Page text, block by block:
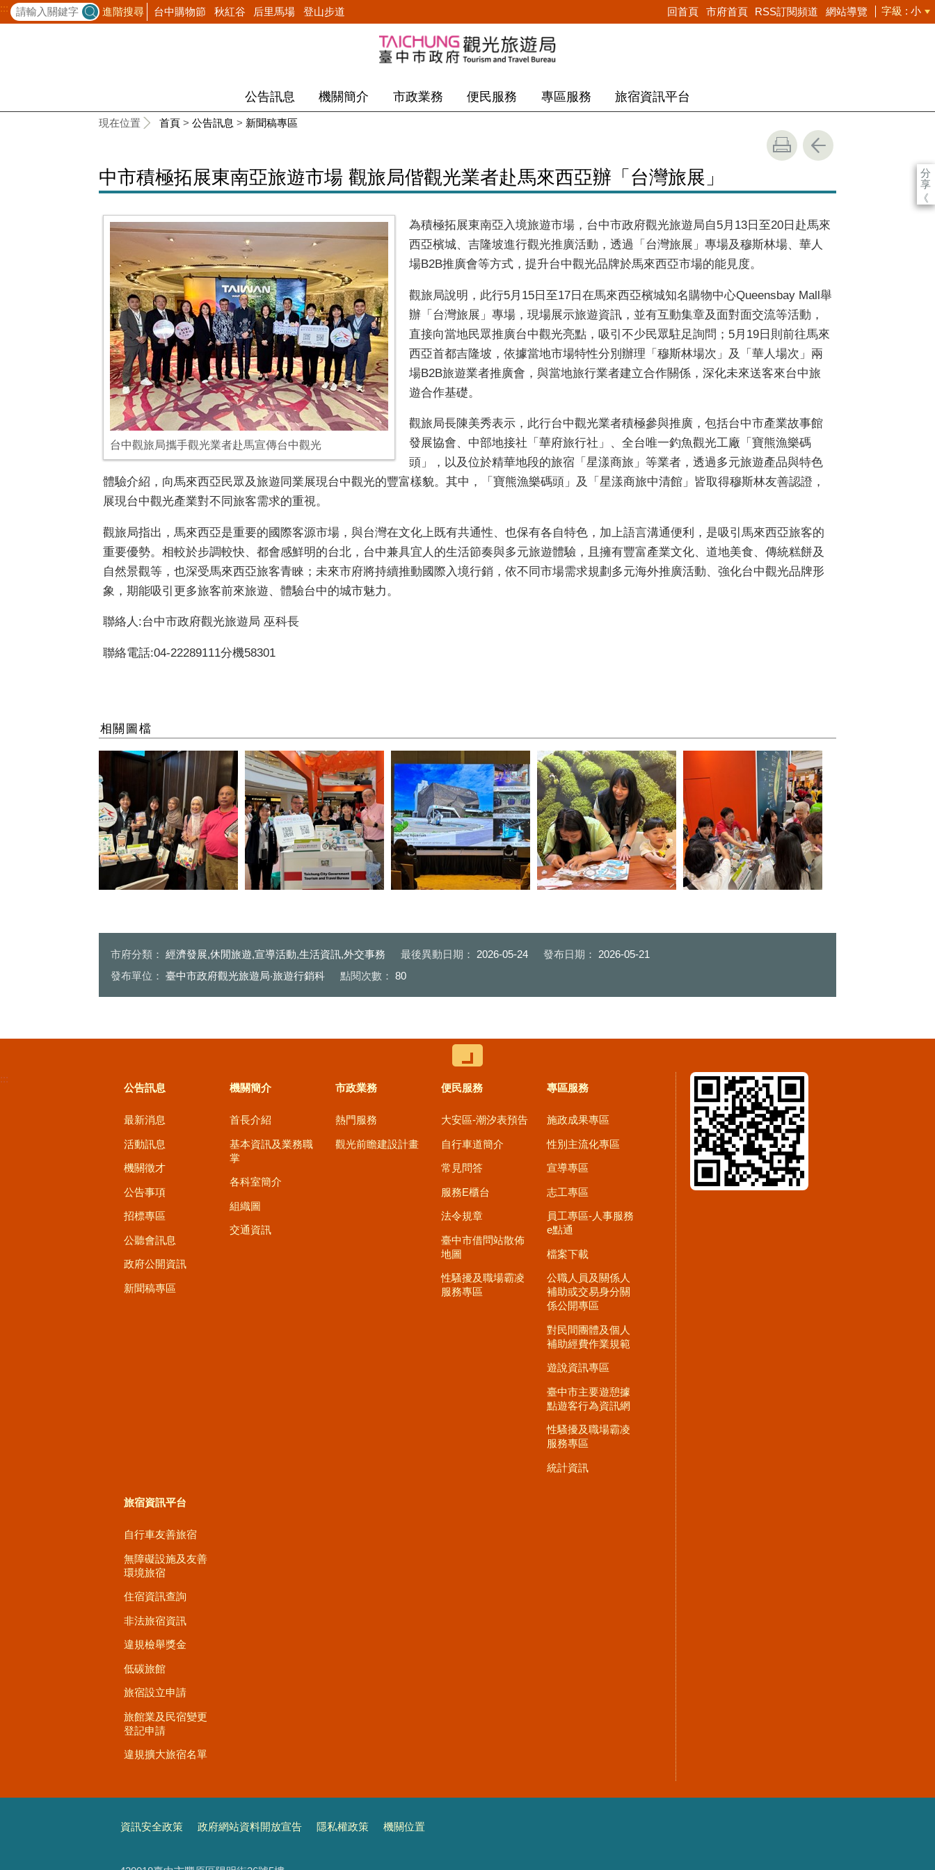
::: 進階搜尋 台中購物節 秋紅谷 后里馬場 登山步道 回首頁 市府首頁 RSS訂閱頻道 網站導覽 字級 小
公告訊息 機關簡介 市政業務 便民服務 專區服務 旅宿資訊平台
現在位置 首頁 > 公告訊息 > 新聞稿專區
分
享
《
中市積極拓展東南亞旅遊市場 觀旅局偕觀光業者赴馬來西亞辦「台灣旅展」
台中觀旅局攜手觀光業者赴馬宣傳台中觀光
為積極拓展東南亞入境旅遊市場，台中市政府觀光旅遊局自5月13日至20日赴馬來
西亞檳城、吉隆坡進行觀光推廣活動，透過「台灣旅展」專場及穆斯林場、華人
場B2B推廣會等方式，提升台中觀光品牌於馬來西亞市場的能見度。
觀旅局說明，此行5月15日至17日在馬來西亞檳城知名購物中心Queensbay Mall舉
辦「台灣旅展」專場，現場展示旅遊資訊，並有互動集章及面對面交流等活動，
直接向當地民眾推廣台中觀光亮點，吸引不少民眾駐足詢問；5月19日則前往馬來
西亞首都吉隆坡，依據當地市場特性分別辦理「穆斯林場次」及「華人場次」兩
場B2B旅遊業者推廣會，與當地旅行業者建立合作關係，深化未來送客來台中旅
遊合作基礎。
觀旅局長陳美秀表示，此行台中觀光業者積極參與推廣，包括台中市產業故事館
發展協會、中部地接社「華府旅行社」、全台唯一釣魚觀光工廠「寶熊漁樂碼
頭」，以及位於精華地段的旅宿「星漾商旅」等業者，透過多元旅遊產品與特色
體驗介紹，向馬來西亞民眾及旅遊同業展現台中觀光的豐富樣貌。其中，「寶熊漁樂碼頭」及「星漾商旅中清館」皆取得穆斯林友善認證，
展現台中觀光產業對不同旅客需求的重視。
觀旅局指出，馬來西亞是重要的國際客源市場，與台灣在文化上既有共通性、也保有各自特色，加上語言溝通便利，是吸引馬來西亞旅客的
重要優勢。相較於步調較快、都會感鮮明的台北，台中兼具宜人的生活節奏與多元旅遊體驗，且擁有豐富產業文化、道地美食、傳統糕餅及
自然景觀等，也深受馬來西亞旅客青睞；未來市府將持續推動國際入境行銷，依不同市場需求規劃多元海外推廣活動、強化台中觀光品牌形
象，期能吸引更多旅客前來旅遊、體驗台中的城市魅力。
聯絡人:台中市政府觀光旅遊局 巫科長
聯絡電話:04-22289111分機58301
相關圖檔
市府分類： 經濟發展,休閒旅遊,宣導活動,生活資訊,外交事務 最後異動日期： 2026-05-24 發布日期： 2026-05-21
發布單位： 臺中市政府觀光旅遊局‧旅遊行銷科 點閱次數： 80
:::
公告訊息
最新消息
活動訊息
機關徵才
公告事項
招標專區
公聽會訊息
政府公開資訊
新聞稿專區
機關簡介
首長介紹
基本資訊及業務職
掌
各科室簡介
組織圖
交通資訊
市政業務
熱門服務
觀光前瞻建設計畫
便民服務
大安區-潮汐表預告
自行車道簡介
常見問答
服務E櫃台
法令規章
臺中市借問站散佈
地圖
性騷擾及職場霸凌
服務專區
專區服務
施政成果專區
性別主流化專區
宣導專區
志工專區
員工專區-人事服務
e點通
檔案下載
公職人員及關係人
補助或交易身分關
係公開專區
對民間團體及個人
補助經費作業規範
遊說資訊專區
臺中市主要遊憩據
點遊客行為資訊網
性騷擾及職場霸凌
服務專區
統計資訊
旅宿資訊平台
自行車友善旅宿
無障礙設施及友善
環境旅宿
住宿資訊查詢
非法旅宿資訊
違規檢舉獎金
低碳旅館
旅宿設立申請
旅館業及民宿變更
登記申請
違規擴大旅宿名單
資訊安全政策 政府網站資料開放宣告 隱私權政策 機關位置